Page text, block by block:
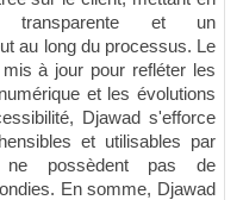
transparente et un
au long du processus. Le
à jour pour refléter les
et les évolutions
Djawad s'efforce
et utilisables par
possèdent pas de
En somme, Djawad